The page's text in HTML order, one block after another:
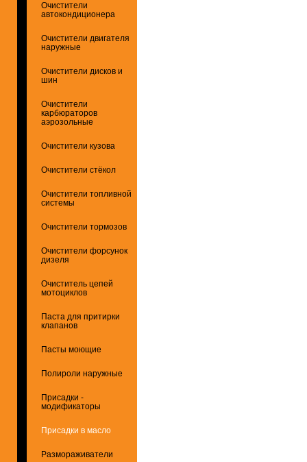
Очистители
автокондиционера
Очистители двигателя
наружные
Очистители дисков и
шин
Очистители
карбюраторов
аэрозольные
Очистители кузова
Очистители стёкол
Очистители топливной
системы
Очистители тормозов
Очистители форсунок
дизеля
Очиститель цепей
мотоциклов
Паста для притирки
клапанов
Пасты моющие
Полироли наружные
Присадки -
модификаторы
Присадки в масло
Размораживатели